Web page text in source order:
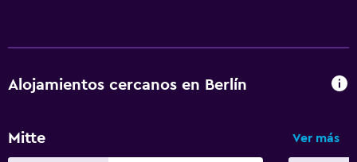
Alojamientos cercanos en Berlín
Mitte Ver más